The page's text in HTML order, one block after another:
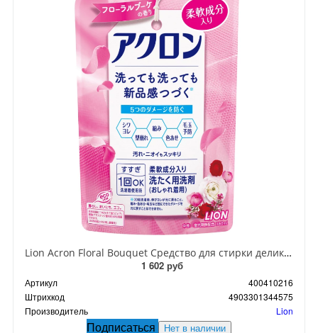
Lion Acron Floral Bouquet Средство для стирки деликатных тканей с цветочным ароматом 380 мл запасной блок
1 602 руб
Артикул
400410216
Штрихкод
4903301344575
Производитель
Lion
Подписаться Нет в наличии